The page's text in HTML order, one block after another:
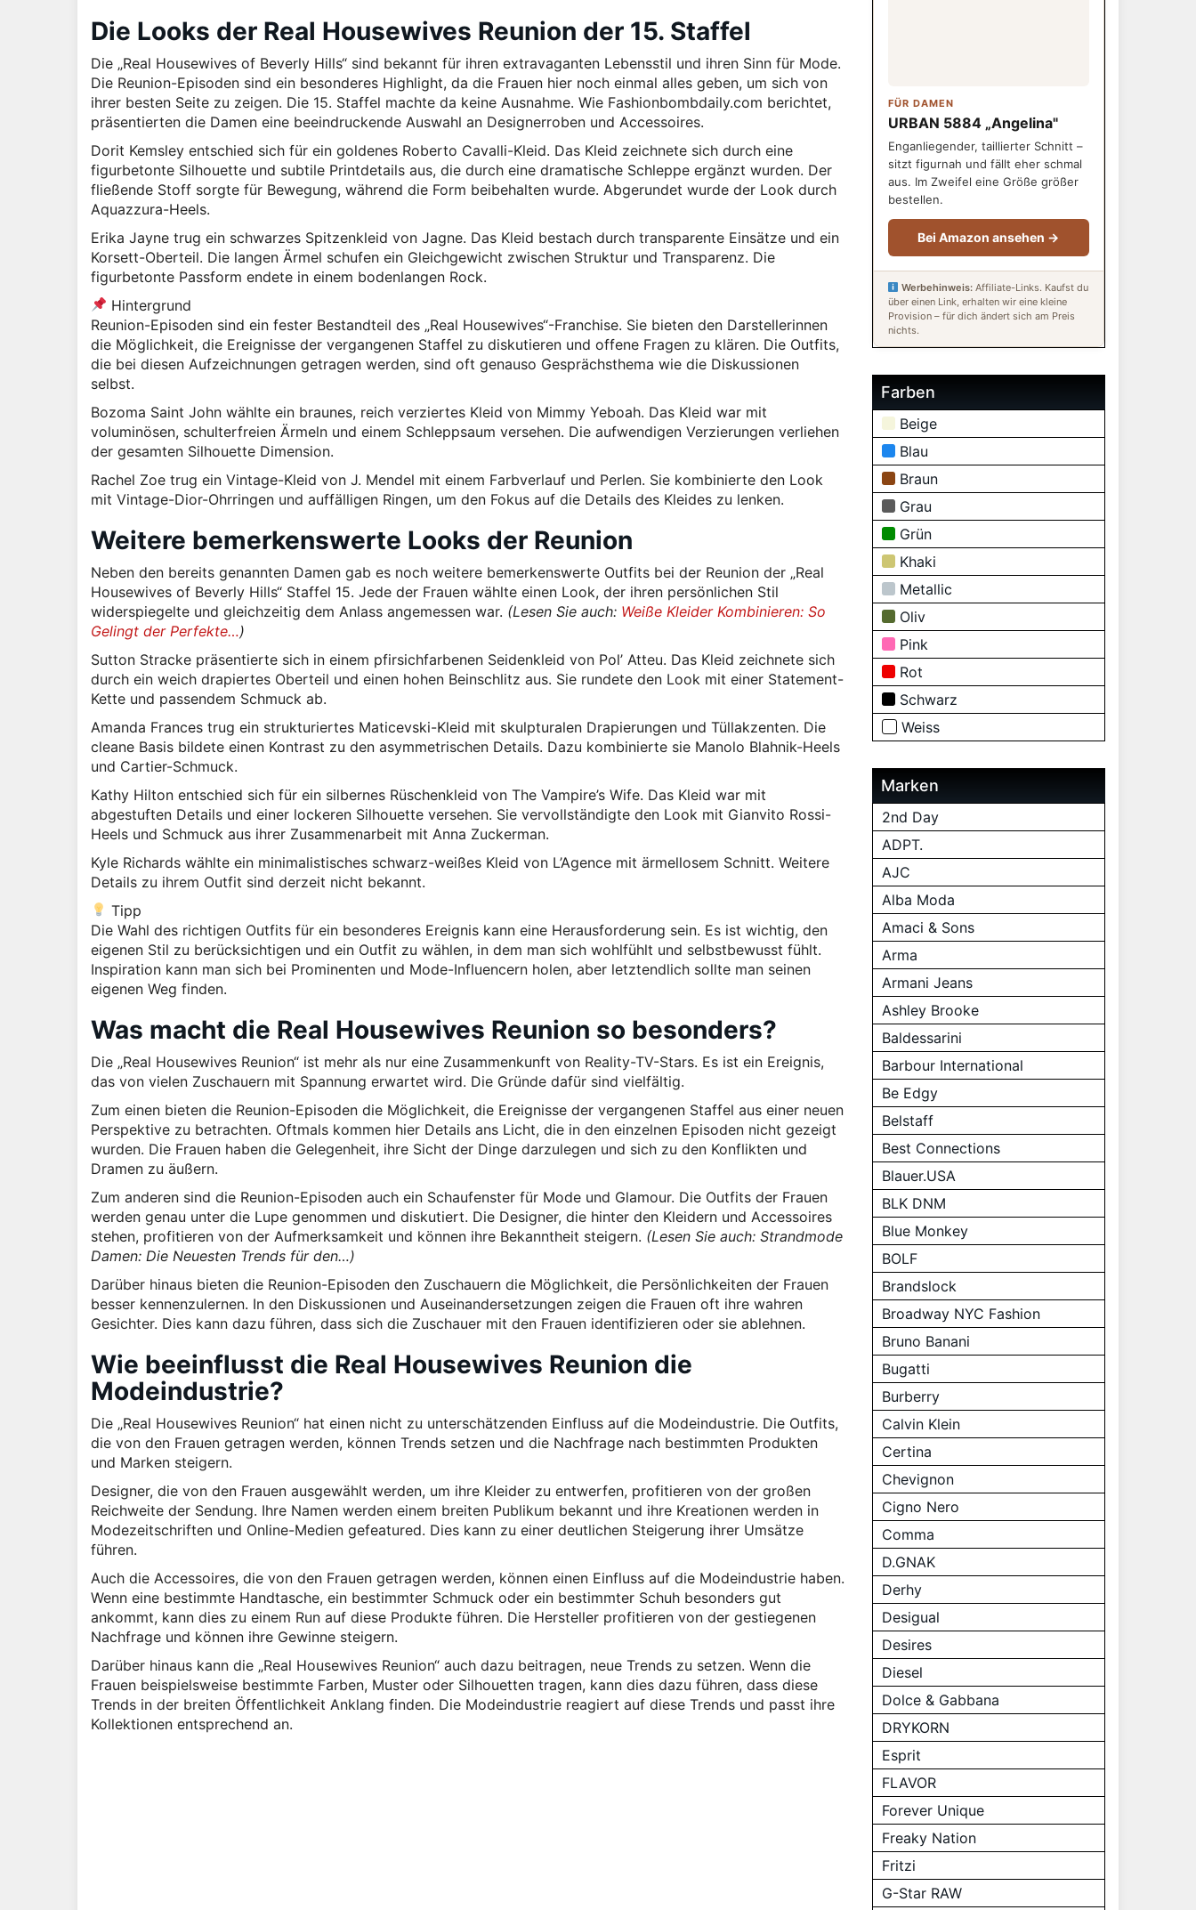
Die Looks der Real Housewives Reunion der 15. Staffel
Die „Real Housewives of Beverly Hills“ sind bekannt für ihren extravaganten Lebensstil und ihren Sinn für Mode.
Die Reunion-Episoden sind ein besonderes Highlight, da die Frauen hier noch einmal alles geben, um sich von
ihrer besten Seite zu zeigen. Die 15. Staffel machte da keine Ausnahme. Wie Fashionbombdaily.com berichtet,
präsentierten die Damen eine beeindruckende Auswahl an Designerroben und Accessoires.
Dorit Kemsley entschied sich für ein goldenes Roberto Cavalli-Kleid. Das Kleid zeichnete sich durch eine
figurbetonte Silhouette und subtile Printdetails aus, die durch eine dramatische Schleppe ergänzt wurden. Der
fließende Stoff sorgte für Bewegung, während die Form beibehalten wurde. Abgerundet wurde der Look durch
Aquazzura-Heels.
Erika Jayne trug ein schwarzes Spitzenkleid von Jagne. Das Kleid bestach durch transparente Einsätze und ein
Korsett-Oberteil. Die langen Ärmel schufen ein Gleichgewicht zwischen Struktur und Transparenz. Die
figurbetonte Passform endete in einem bodenlangen Rock.
Hintergrund
Reunion-Episoden sind ein fester Bestandteil des „Real Housewives“-Franchise. Sie bieten den Darstellerinnen
die Möglichkeit, die Ereignisse der vergangenen Staffel zu diskutieren und offene Fragen zu klären. Die Outfits,
die bei diesen Aufzeichnungen getragen werden, sind oft genauso Gesprächsthema wie die Diskussionen
selbst.
Bozoma Saint John wählte ein braunes, reich verziertes Kleid von Mimmy Yeboah. Das Kleid war mit
voluminösen, schulterfreien Ärmeln und einem Schleppsaum versehen. Die aufwendigen Verzierungen verliehen
der gesamten Silhouette Dimension.
Rachel Zoe trug ein Vintage-Kleid von J. Mendel mit einem Farbverlauf und Perlen. Sie kombinierte den Look
mit Vintage-Dior-Ohrringen und auffälligen Ringen, um den Fokus auf die Details des Kleides zu lenken.
Weitere bemerkenswerte Looks der Reunion
Neben den bereits genannten Damen gab es noch weitere bemerkenswerte Outfits bei der Reunion der „Real
Housewives of Beverly Hills“ Staffel 15. Jede der Frauen wählte einen Look, der ihren persönlichen Stil
widerspiegelte und gleichzeitig dem Anlass angemessen war. (Lesen Sie auch: Weiße Kleider Kombinieren: So
Gelingt der Perfekte…)
Sutton Stracke präsentierte sich in einem pfirsichfarbenen Seidenkleid von Pol’ Atteu. Das Kleid zeichnete sich
durch ein weich drapiertes Oberteil und einen hohen Beinschlitz aus. Sie rundete den Look mit einer Statement-
Kette und passendem Schmuck ab.
Amanda Frances trug ein strukturiertes Maticevski-Kleid mit skulpturalen Drapierungen und Tüllakzenten. Die
cleane Basis bildete einen Kontrast zu den asymmetrischen Details. Dazu kombinierte sie Manolo Blahnik-Heels
und Cartier-Schmuck.
Kathy Hilton entschied sich für ein silbernes Rüschenkleid von The Vampire’s Wife. Das Kleid war mit
abgestuften Details und einer lockeren Silhouette versehen. Sie vervollständigte den Look mit Gianvito Rossi-
Heels und Schmuck aus ihrer Zusammenarbeit mit Anna Zuckerman.
Kyle Richards wählte ein minimalistisches schwarz-weißes Kleid von L’Agence mit ärmellosem Schnitt. Weitere
Details zu ihrem Outfit sind derzeit nicht bekannt.
Tipp
Die Wahl des richtigen Outfits für ein besonderes Ereignis kann eine Herausforderung sein. Es ist wichtig, den
eigenen Stil zu berücksichtigen und ein Outfit zu wählen, in dem man sich wohlfühlt und selbstbewusst fühlt.
Inspiration kann man sich bei Prominenten und Mode-Influencern holen, aber letztendlich sollte man seinen
eigenen Weg finden.
Was macht die Real Housewives Reunion so besonders?
Die „Real Housewives Reunion“ ist mehr als nur eine Zusammenkunft von Reality-TV-Stars. Es ist ein Ereignis,
das von vielen Zuschauern mit Spannung erwartet wird. Die Gründe dafür sind vielfältig.
Zum einen bieten die Reunion-Episoden die Möglichkeit, die Ereignisse der vergangenen Staffel aus einer neuen
Perspektive zu betrachten. Oftmals kommen hier Details ans Licht, die in den einzelnen Episoden nicht gezeigt
wurden. Die Frauen haben die Gelegenheit, ihre Sicht der Dinge darzulegen und sich zu den Konflikten und
Dramen zu äußern.
Zum anderen sind die Reunion-Episoden auch ein Schaufenster für Mode und Glamour. Die Outfits der Frauen
werden genau unter die Lupe genommen und diskutiert. Die Designer, die hinter den Kleidern und Accessoires
stehen, profitieren von der Aufmerksamkeit und können ihre Bekanntheit steigern. (Lesen Sie auch: Strandmode
Damen: Die Neuesten Trends für den…)
Darüber hinaus bieten die Reunion-Episoden den Zuschauern die Möglichkeit, die Persönlichkeiten der Frauen
besser kennenzulernen. In den Diskussionen und Auseinandersetzungen zeigen die Frauen oft ihre wahren
Gesichter. Dies kann dazu führen, dass sich die Zuschauer mit den Frauen identifizieren oder sie ablehnen.
Wie beeinflusst die Real Housewives Reunion die
Modeindustrie?
Die „Real Housewives Reunion“ hat einen nicht zu unterschätzenden Einfluss auf die Modeindustrie. Die Outfits,
die von den Frauen getragen werden, können Trends setzen und die Nachfrage nach bestimmten Produkten
und Marken steigern.
Designer, die von den Frauen ausgewählt werden, um ihre Kleider zu entwerfen, profitieren von der großen
Reichweite der Sendung. Ihre Namen werden einem breiten Publikum bekannt und ihre Kreationen werden in
Modezeitschriften und Online-Medien gefeatured. Dies kann zu einer deutlichen Steigerung ihrer Umsätze
führen.
Auch die Accessoires, die von den Frauen getragen werden, können einen Einfluss auf die Modeindustrie haben.
Wenn eine bestimmte Handtasche, ein bestimmter Schmuck oder ein bestimmter Schuh besonders gut
ankommt, kann dies zu einem Run auf diese Produkte führen. Die Hersteller profitieren von der gestiegenen
Nachfrage und können ihre Gewinne steigern.
Darüber hinaus kann die „Real Housewives Reunion“ auch dazu beitragen, neue Trends zu setzen. Wenn die
Frauen beispielsweise bestimmte Farben, Muster oder Silhouetten tragen, kann dies dazu führen, dass diese
Trends in der breiten Öffentlichkeit Anklang finden. Die Modeindustrie reagiert auf diese Trends und passt ihre
Kollektionen entsprechend an.
FÜR DAMEN
URBAN 5884 „Angelina"
Enganliegender, taillierter Schnitt –
sitzt figurnah und fällt eher schmal
aus. Im Zweifel eine Größe größer
bestellen.
Bei Amazon ansehen →
Werbehinweis: Affiliate-Links. Kaufst du
über einen Link, erhalten wir eine kleine
Provision – für dich ändert sich am Preis
nichts.
Farben
Beige
Blau
Braun
Grau
Grün
Khaki
Metallic
Oliv
Pink
Rot
Schwarz
Weiss
Marken
2nd Day
ADPT.
AJC
Alba Moda
Amaci & Sons
Arma
Armani Jeans
Ashley Brooke
Baldessarini
Barbour International
Be Edgy
Belstaff
Best Connections
Blauer.USA
BLK DNM
Blue Monkey
BOLF
Brandslock
Broadway NYC Fashion
Bruno Banani
Bugatti
Burberry
Calvin Klein
Certina
Chevignon
Cigno Nero
Comma
D.GNAK
Derhy
Desigual
Desires
Diesel
Dolce & Gabbana
DRYKORN
Esprit
FLAVOR
Forever Unique
Freaky Nation
Fritzi
G-Star RAW